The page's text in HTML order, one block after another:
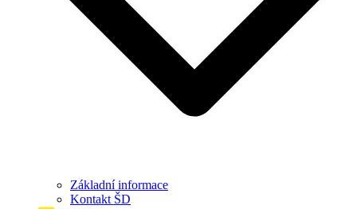
Základní informace
Kontakt ŠD